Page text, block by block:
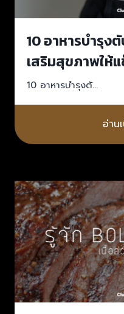
10 อาหารบำรุง
เสริมสุขภาพให้
10 อาหารบำรุงตั…
อ่าน